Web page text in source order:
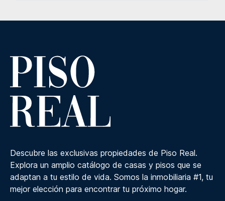
Descubre las exclusivas propiedades de Piso Real.
Explora un amplio catálogo de casas y pisos que se
adaptan a tu estilo de vida. Somos la inmobiliaria #1, tu
mejor elección para encontrar tu próximo hogar.